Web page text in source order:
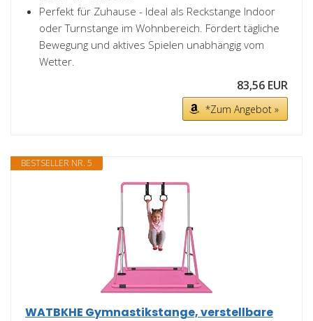
Perfekt für Zuhause - Ideal als Reckstange Indoor
oder Turnstange im Wohnbereich. Fördert tägliche
Bewegung und aktives Spielen unabhängig vom
Wetter.
83,56 EUR
*Zum Angebot »
BESTSELLER NR. 5
WATBKHE Gymnastikstange, verstellbare